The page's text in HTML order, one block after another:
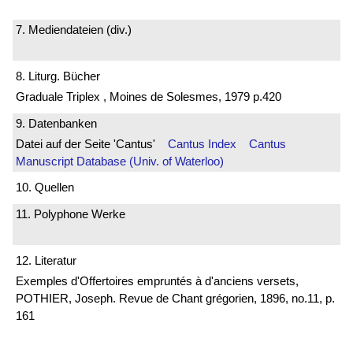
7. Mediendateien (div.)
8. Liturg. Bücher
Graduale Triplex , Moines de Solesmes, 1979 p.420
9. Datenbanken
Datei auf der Seite 'Cantus' Cantus Index
Cantus
Manuscript Database (Univ. of Waterloo)
10. Quellen
11. Polyphone Werke
12. Literatur
Exemples d'Offertoires empruntés à d'anciens versets,
POTHIER, Joseph. Revue de Chant grégorien, 1896, no.11, p.
161